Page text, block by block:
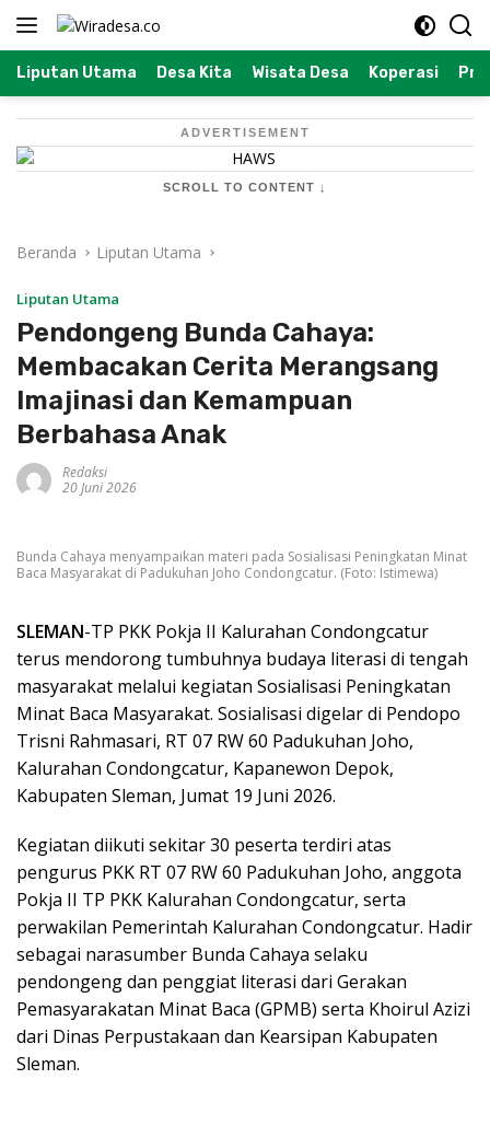
Langsung
Liputan Utama Desa Kita Wisata Desa Koperasi
ADVERTISEMENT
SCROLL TO CONTENT ↓
Beranda Liputan Utama
Liputan Utama
Pendongeng Bunda Cahaya:
Membacakan Cerita Merangsang
Imajinasi dan Kemampuan
Berbahasa Anak
Redaksi
20 Juni 2026
Bunda Cahaya menyampaikan materi pada Sosialisasi Peningkatan Minat
Baca Masyarakat di Padukuhan Joho Condongcatur. (Foto: Istimewa)
SLEMAN-TP PKK Pokja II Kalurahan Condongcatur
terus mendorong tumbuhnya budaya literasi di tengah
masyarakat melalui kegiatan Sosialisasi Peningkatan
Minat Baca Masyarakat. Sosialisasi digelar di Pendopo
Trisni Rahmasari, RT 07 RW 60 Padukuhan Joho,
Kalurahan Condongcatur, Kapanewon Depok,
Kabupaten Sleman, Jumat 19 Juni 2026.
Kegiatan diikuti sekitar 30 peserta terdiri atas
pengurus PKK RT 07 RW 60 Padukuhan Joho, anggota
Pokja II TP PKK Kalurahan Condongcatur, serta
perwakilan Pemerintah Kalurahan Condongcatur. Hadir
sebagai narasumber Bunda Cahaya selaku
pendongeng dan penggiat literasi dari Gerakan
Pemasyarakatan Minat Baca (GPMB) serta Khoirul Azizi
dari Dinas Perpustakaan dan Kearsipan Kabupaten
Sleman.